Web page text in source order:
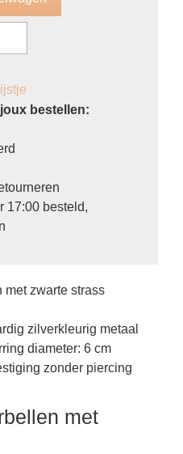
bestellen:
17:00 besteld,
zwarte strass
zilverkleurig metaal
diameter: 6 cm
zonder piercing
met